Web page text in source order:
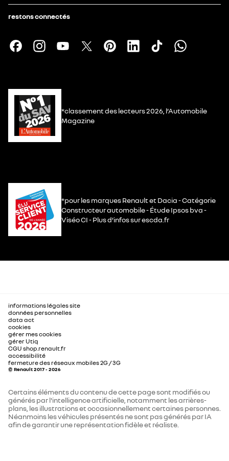
restons connectés
*classement des lecteurs 2026, l’Automobile
Magazine
*pour les marques Renault et Dacia - Catégorie
Constructeur automobile - Étude Ipsos bva -
Viséo CI - Plus d’infos sur escda.fr
informations légales site
données personnelles
data act
cookies
gérer mes cookies
gérer Utiq
CGU shop.renault.fr
accessibilité
fermeture des réseaux mobiles 2G / 3G
© Renault 2017 - 2026
Certains éléments du contenu de cette page sont modifiés ou
générés par l'intelligence artificielle, notamment les arrières-
plans, les illustrations et occasionnellement certaines personnes.
Néanmoins les véhicules présentés ne sont pas générés par IA
afin de garantir une représentation fidèle et réaliste.